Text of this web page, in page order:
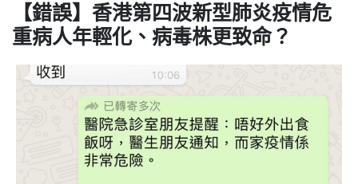
【錯誤】香港第四波新型肺炎疫情危
重病人年輕化、病毒株更致命？